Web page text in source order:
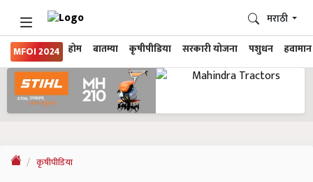
MFOI 2024 होम बातम्या कृषीपीडिया सरकारी योजना पशुधन हवामान
मराठी
कृषीपीडिया